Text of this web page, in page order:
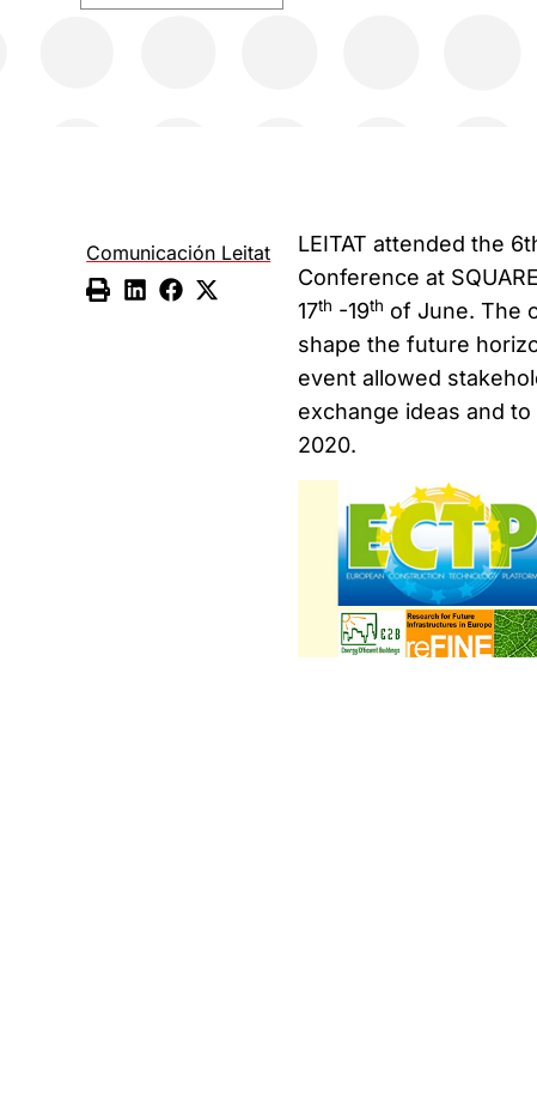
Comunicación Leitat
LEITAT attended the
Conference at
17th -19th of June. The
shape the future
event allowed
exchange ideas and
2020.